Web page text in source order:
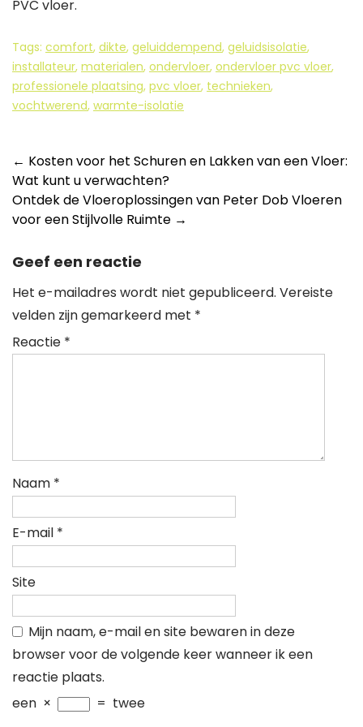
PVC vloer.
Tags: comfort, dikte, geluiddempend, geluidsisolatie,
installateur, materialen, ondervloer, ondervloer pvc vloer,
professionele plaatsing, pvc vloer, technieken,
vochtwerend, warmte-isolatie
Berichtnavigatie
← Kosten voor het Schuren en Lakken van een Vloer:
Wat kunt u verwachten?
Ontdek de Vloeroplossingen van Peter Dob Vloeren
voor een Stijlvolle Ruimte →
Geef een reactie
Het e-mailadres wordt niet gepubliceerd. Vereiste
velden zijn gemarkeerd met *
Reactie *
Naam *
E-mail *
Site
Mijn naam, e-mail en site bewaren in deze
browser voor de volgende keer wanneer ik een
reactie plaats.
een × = twee